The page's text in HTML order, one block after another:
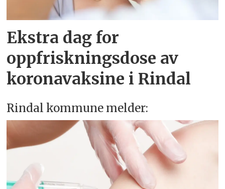
Ekstra dag for
oppfriskningsdose av
koronavaksine i Rindal
Rindal kommune melder: